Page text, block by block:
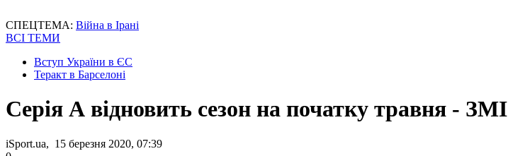
СПЕЦТЕМА: Війна в Ірані
ВСІ ТЕМИ
Вступ України в ЄС
Теракт в Барселоні
Серія А відновить сезон на початку травня - ЗМІ
iSport.ua, 15 березня 2020, 07:39